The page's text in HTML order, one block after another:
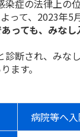
染症の法律上の
って、2023年
っても、みな
断され、みな
ます。
病院等へ